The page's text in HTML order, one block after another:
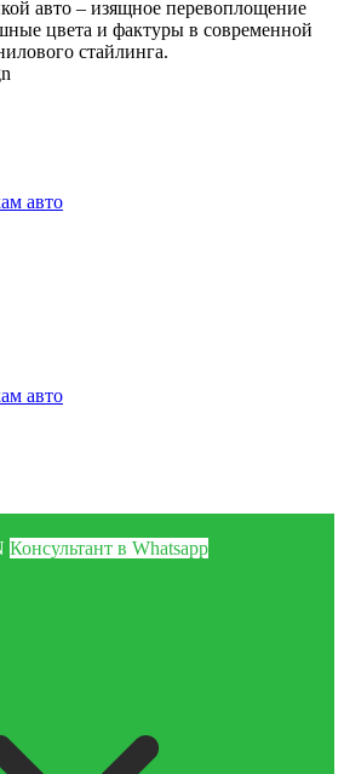
авто – изящное перевоплощение
цвета и фактуры в современной
стайлинга.
авто
авто
Консультант в Whatsapp